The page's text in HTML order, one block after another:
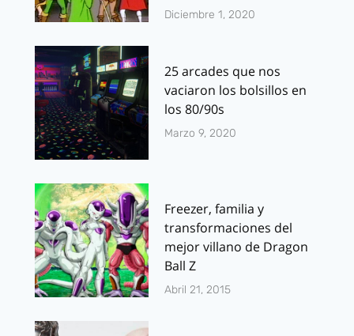
Diciembre 1, 2020
25 arcades que nos
vaciaron los bolsillos en
los 80/90s
Marzo 9, 2020
Freezer, familia y
transformaciones del
mejor villano de Dragon
Ball Z
Abril 21, 2015